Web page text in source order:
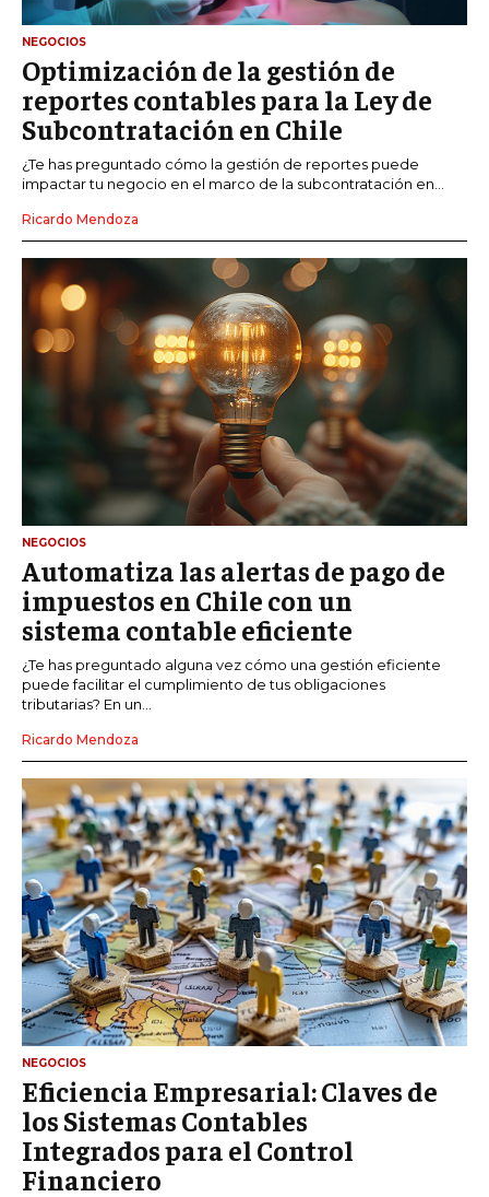
NEGOCIOS
Optimización de la gestión de
reportes contables para la Ley de
Subcontratación en Chile
¿Te has preguntado cómo la gestión de reportes puede
impactar tu negocio en el marco de la subcontratación en...
Ricardo Mendoza
NEGOCIOS
Automatiza las alertas de pago de
impuestos en Chile con un
sistema contable eficiente
¿Te has preguntado alguna vez cómo una gestión eficiente
puede facilitar el cumplimiento de tus obligaciones
tributarias? En un...
Ricardo Mendoza
NEGOCIOS
Eficiencia Empresarial: Claves de
los Sistemas Contables
Integrados para el Control
Financiero